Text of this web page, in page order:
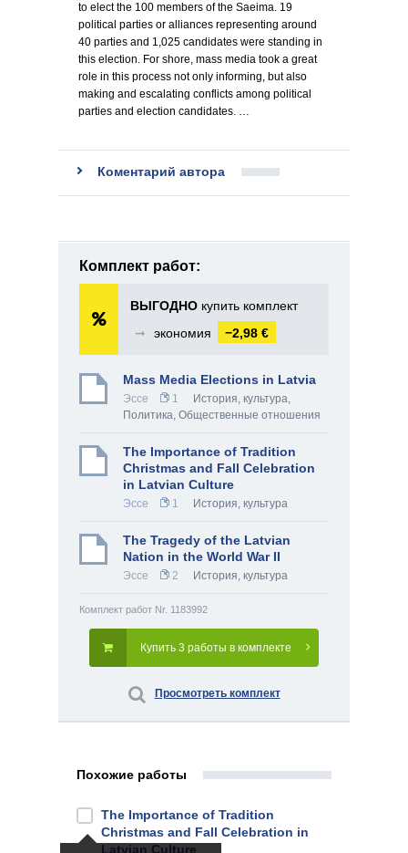
to elect the 100 members of the Saeima. 19
political parties or alliances representing around
40 parties and 1,025 candidates were standing in
this election. For shore, mass media took a great
role in this process not only informing, but also
making and escalating conflicts among political
parties and election candidates. …
Коментарий автора
Комплект работ:
ВЫГОДНО купить комплект
➞
экономия −2,98 €
Mass Media Elections in Latvia
Эссе 1 История, культура,
Политика, Общественные отношения
The Importance of Tradition
Christmas and Fall Celebration
in Latvian Culture
Эссе 1 История, культура
The Tragedy of the Latvian
Nation in the World War II
Эссе 2 История, культура
Комплект работ Nr. 1183992
Купить 3 работы в комплекте
Просмотреть комплект
Похожие работы
The Importance of Tradition
Christmas and Fall Celebration in
Latvian Culture